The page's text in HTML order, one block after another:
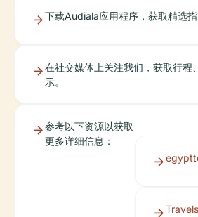
下载Audiala应用程序，获取精选指
在社交媒体上关注我们，获取行程
示。
参考以下资源以获取
更多详细信息：